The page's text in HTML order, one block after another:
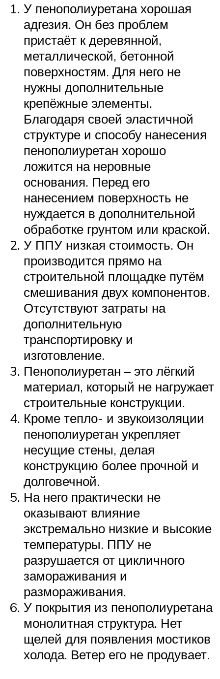
У пенополиуретана хорошая
адгезия. Он без проблем
пристаёт к деревянной,
металлической, бетонной
поверхностям. Для него не
нужны дополнительные
крепёжные элементы.
Благодаря своей эластичной
структуре и способу нанесения
пенополиуретан хорошо
ложится на неровные
основания. Перед его
нанесением поверхность не
нуждается в дополнительной
обработке грунтом или краской.
У ППУ низкая стоимость. Он
производится прямо на
строительной площадке путём
смешивания двух компонентов.
Отсутствуют затраты на
дополнительную
транспортировку и
изготовление.
Пенополиуретан – это лёгкий
материал, который не нагружает
строительные конструкции.
Кроме тепло- и звукоизоляции
пенополиуретан укрепляет
несущие стены, делая
конструкцию более прочной и
долговечной.
На него практически не
оказывают влияние
экстремально низкие и высокие
температуры. ППУ не
разрушается от цикличного
замораживания и
размораживания.
У покрытия из пенополиуретана
монолитная структура. Нет
щелей для появления мостиков
холода. Ветер его не продувает.